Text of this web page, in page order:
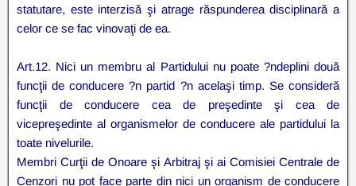
statutare, este interzisă şi atrage răspunderea disciplinară a
celor ce se fac vinovaţi de ea.
Art.12. Nici un membru al Partidului nu poate ?ndeplini două
funcţii de conducere ?n partid ?n acelaşi timp. Se consideră
funcţii de conducere cea de preşedinte şi cea de
vicepreşedinte al organismelor de conducere ale partidului la
toate nivelurile.
Membri Curţii de Onoare şi Arbitraj şi ai Comisiei Centrale de
Cenzori nu pot face parte din nici un organism de conducere